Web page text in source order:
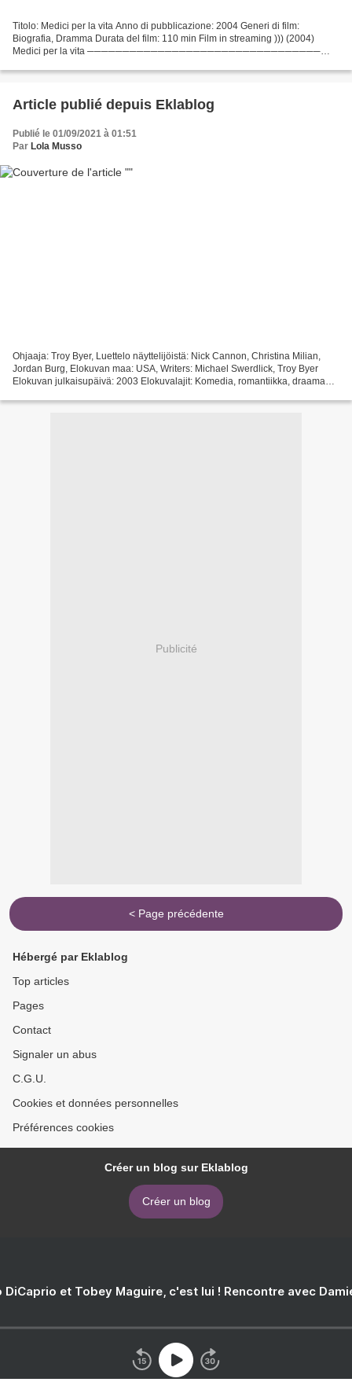
Titolo: Medici per la vita Anno di pubblicazione: 2004 Generi di film:
Biografia, Dramma Durata del film: 110 min Film in streaming ))) (2004)
Medici per la vita ─────────────────────────────────
Article publié depuis Eklablog
Publié le 01/09/2021 à 01:51
Par Lola Musso
Ohjaaja: Troy Byer, Luettelo näyttelijöistä: Nick Cannon, Christina Milian,
Jordan Burg, Elokuvan maa: USA, Writers: Michael Swerdlick, Troy Byer
Elokuvan julkaisupäivä: 2003 Elokuvalajit: Komedia, romantiikka, draama
Publicité
< Page précédente
Hébergé par Eklablog
Top articles
Pages
Contact
Signaler un abus
C.G.U.
Cookies et données personnelles
Préférences cookies
Créer un blog sur Eklablog
Créer un blog
DiCaprio et Tobey Maguire, c'est lui ! Rencontre avec